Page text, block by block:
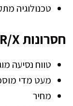
טכנולוגיה
חסרונות DSR/X
טווח נסיעה
מעט מדי
מחיר